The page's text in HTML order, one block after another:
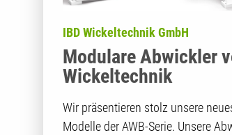
Modulare Abwickler
Wickeltechnik
IBD Wickeltechnik GmbH
Wir präsentieren stolz unsere
Modelle der AWB-Serie. Unsere